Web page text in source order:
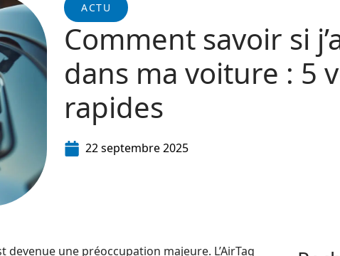
ACTU
Comment savoir si
dans ma voiture : 5
rapides
22 septembre 2025
une préoccupation majeure. L’AirTag